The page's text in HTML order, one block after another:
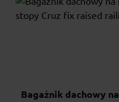
Bagażnik dachowy